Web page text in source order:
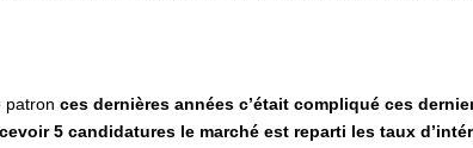
patron ces dernières années c’était compliqué ces
5 candidatures le marché est reparti les taux